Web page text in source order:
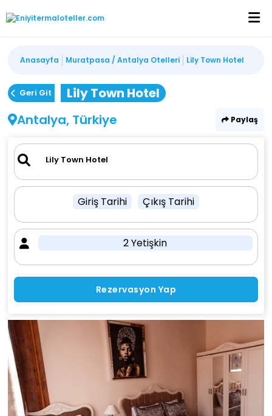
Anasayfa Muratpasa / Antalya Otelleri Lily Town Hotel
Geri Git
Lily Town Hotel
Antalya, Türkiye
Paylaş
Giriş Tarihi Çıkış Tarihi
2 Yetişkin
Rezervasyon Yap